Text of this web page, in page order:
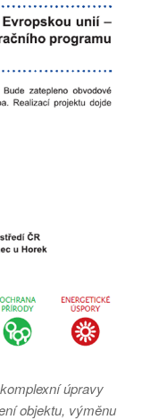
úpravy
objektu, výměnu